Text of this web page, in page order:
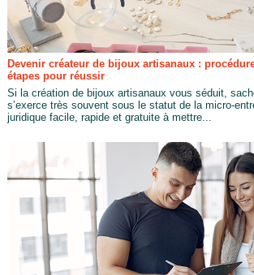
Devenir créateur de bijoux artisanaux :
étapes pour réussir
Si la création de bijoux artisanaux vous séduit,
s’exerce très souvent sous le statut de la micro-
juridique facile, rapide et gratuite à mettre...